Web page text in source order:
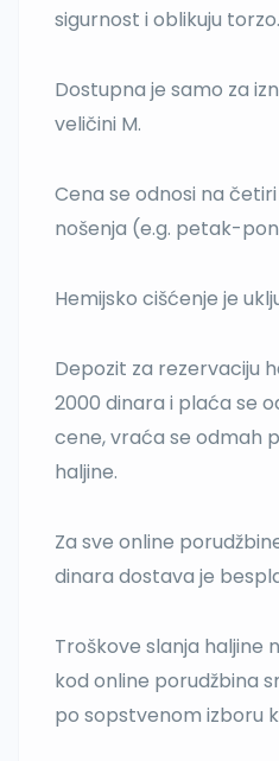
sigurnost i oblikuju torzo.
Dostupna je samo za
veličini M.
Cena se odnosi na
nošenja (e.g. petak-
Hemijsko cišćenje je
Depozit za rezervaciju
2000 dinara i plaća se
cene, vraća se odmah
haljine.
Za sve online
dinara dostava je
Troškove slanja haljine
kod online porudžbina
po sopstvenom izboru